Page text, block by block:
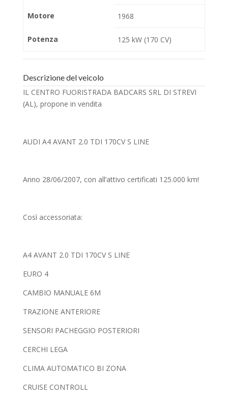
Motore 1968
Potenza 125 kW (170 CV)
Descrizione del veicolo
IL CENTRO FUORISTRADA BADCARS SRL DI STREVI
(AL), propone in vendita
AUDI A4 AVANT 2.0 TDI 170CV S LINE
Anno 28/06/2007, con all’attivo certificati 125.000 km!
Così accessoriata:
A4 AVANT 2.0 TDI 170CV S LINE
EURO 4
CAMBIO MANUALE 6M
TRAZIONE ANTERIORE
SENSORI PACHEGGIO POSTERIORI
CERCHI LEGA
CLIMA AUTOMATICO BI ZONA
CRUISE CONTROLL